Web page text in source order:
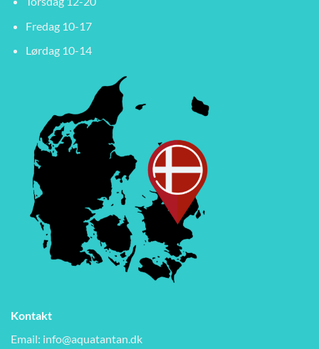
Fredag 10-17
Lørdag 10-14
Kontakt
Email: info@aquatantan.dk